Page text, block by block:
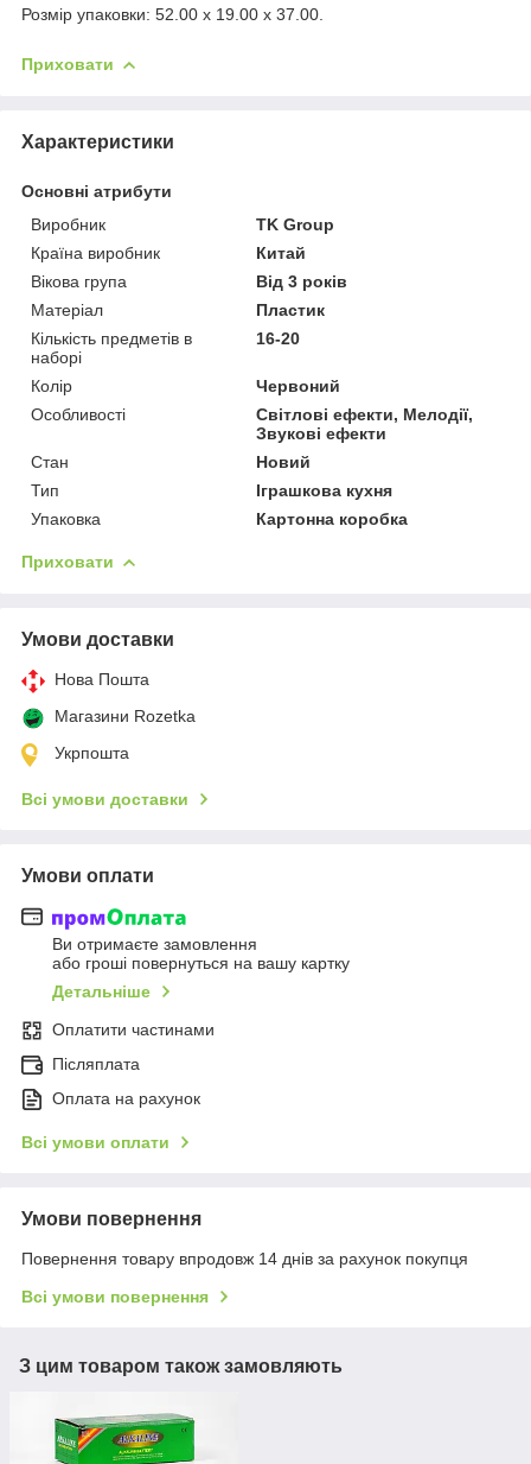
Розмір упаковки: 52.00 x 19.00 x 37.00.
Приховати
Характеристики
Основні атрибути
Виробник
TK Group
Країна виробник
Китай
Вікова група
Від 3 років
Матеріал
Пластик
Кількість предметів в
наборі
16-20
Колір
Червоний
Особливості
Світлові ефекти, Мелодії,
Звукові ефекти
Стан
Новий
Тип
Іграшкова кухня
Упаковка
Картонна коробка
Приховати
Умови доставки
Нова Пошта
Магазини Rozetka
Укрпошта
Всі умови доставки
Умови оплати
Ви отримаєте замовлення
або гроші повернуться на вашу картку
Детальніше
Оплатити частинами
Післяплата
Оплата на рахунок
Всі умови оплати
Умови повернення
Повернення товару впродовж 14 днів за рахунок покупця
Всі умови повернення
З цим товаром також замовляють